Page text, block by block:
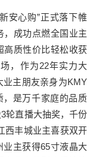
安心购”正式落下帷
，成功点燃全国业主
高质性价比轻松收获
，作为22年实力大
主朋友亲身为KMY
，是万千家庭的品质
轮直播大抽奖，千份
西丰城业主喜获双开
主获得65寸液晶大